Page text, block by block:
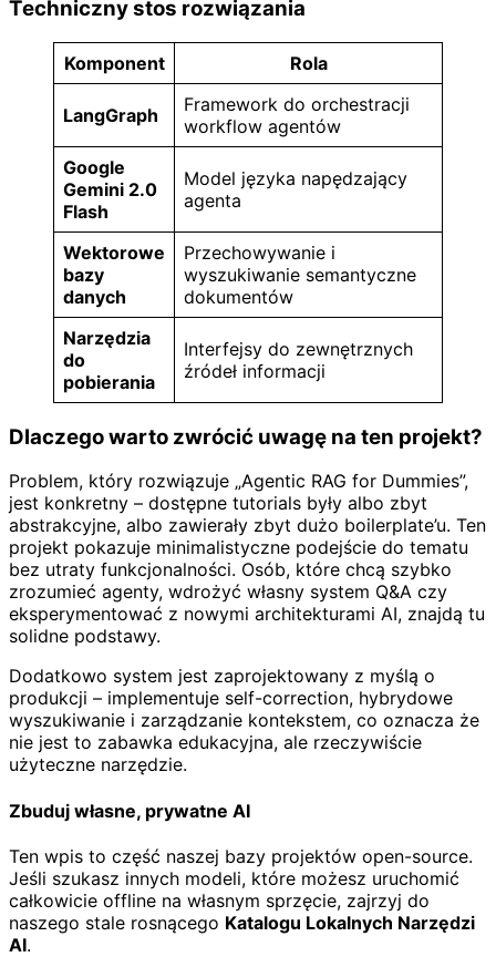
Techniczny stos rozwiązania
Komponent Rola
LangGraph
Framework do orchestracji
workflow agentów
Google
Gemini 2.0
Flash
Model języka napędzający
agenta
Wektorowe
bazy
danych
Przechowywanie i
wyszukiwanie semantyczne
dokumentów
Narzędzia
do
pobierania
Interfejsy do zewnętrznych
źródeł informacji
Dlaczego warto zwrócić uwagę na ten projekt?
Problem, który rozwiązuje „Agentic RAG for Dummies”,
jest konkretny – dostępne tutorials były albo zbyt
abstrakcyjne, albo zawierały zbyt dużo boilerplate’u. Ten
projekt pokazuje minimalistyczne podejście do tematu
bez utraty funkcjonalności. Osób, które chcą szybko
zrozumieć agenty, wdrożyć własny system Q&A czy
eksperymentować z nowymi architekturami AI, znajdą tu
solidne podstawy.
Dodatkowo system jest zaprojektowany z myślą o
produkcji – implementuje self-correction, hybrydowe
wyszukiwanie i zarządzanie kontekstem, co oznacza że
nie jest to zabawka edukacyjna, ale rzeczywiście
użyteczne narzędzie.
Zbuduj własne, prywatne AI
Ten wpis to część naszej bazy projektów open-source.
Jeśli szukasz innych modeli, które możesz uruchomić
całkowicie offline na własnym sprzęcie, zajrzyj do
naszego stale rosnącego Katalogu Lokalnych Narzędzi
AI.